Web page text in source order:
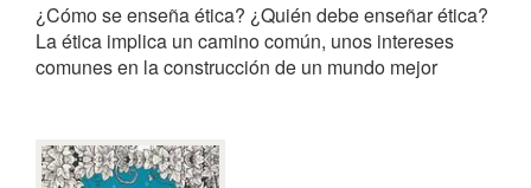
¿Cómo se enseña ética? ¿Quién debe enseñar ética?
La ética implica un camino común, unos intereses
comunes en la construcción de un mundo mejor